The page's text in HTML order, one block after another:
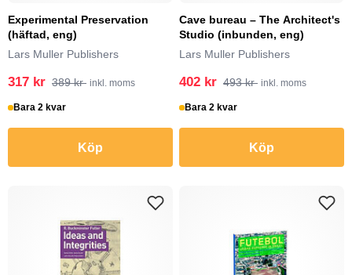
Experimental Preservation
(häftad, eng)
Lars Muller Publishers
317 kr 389 kr inkl. moms
Bara 2 kvar
Köp
Cave bureau – The Architect's
Studio (inbunden, eng)
Lars Muller Publishers
402 kr 493 kr inkl. moms
Bara 2 kvar
Köp